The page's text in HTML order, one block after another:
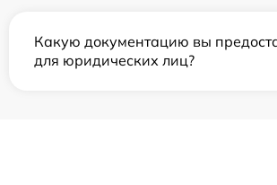
Какую документацию вы
для юридических лиц?